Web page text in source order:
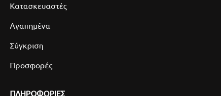
Κατασκευαστές
Αγαπημένα
Σύγκριση
Προσφορές
ΠΛΗΡΟΦΟΡΙΕΣ